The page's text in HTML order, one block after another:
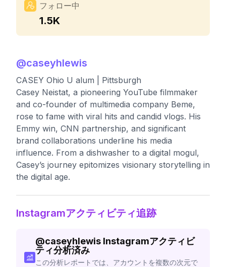
フォロー中
1.5K
@caseyhlewis
CASEY Ohio U alum | Pittsburgh
Casey Neistat, a pioneering YouTube filmmaker
and co-founder of multimedia company Beme,
rose to fame with viral hits and candid vlogs. His
Emmy win, CNN partnership, and significant
brand collaborations underline his media
influence. From a dishwasher to a digital mogul,
Casey’s journey epitomizes visionary storytelling in
the digital age.
Instagramアクティビティ追跡
@caseyhlewis Instagramアクティビ
ティ分析済み
この分析レポートでは、アカウントを複数の次元で